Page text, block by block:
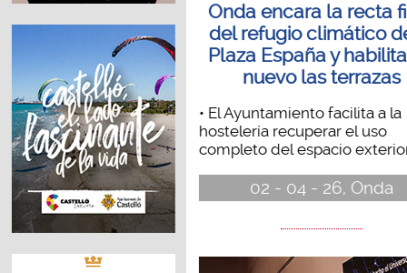
Onda encara la recta
del refugio climático
Plaza España y
nuevo las terrazas
• El Ayuntamiento facilita a la
hostelería recuperar el uso
completo del espacio
02 - 04 - 26, Onda